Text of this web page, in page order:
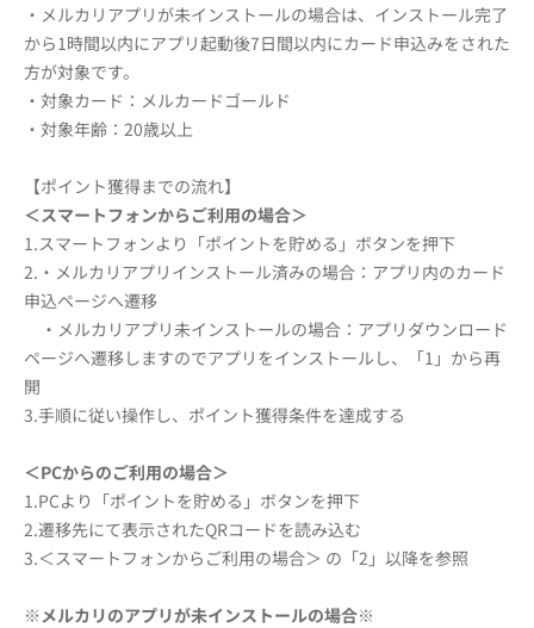
・メルカリアプリが未インストールの場合は、インストール完了
から1時間以内にアプリ起動後7日間以内にカード申込みをされた
方が対象です。
・対象カード：メルカードゴールド
・対象年齢：20歳以上
【ポイント獲得までの流れ】
＜スマートフォンからご利用の場合＞
1.スマートフォンより「ポイントを貯める」ボタンを押下
2.・メルカリアプリインストール済みの場合：アプリ内のカード
申込ページへ遷移
・メルカリアプリ未インストールの場合：アプリダウンロード
ページへ遷移しますのでアプリをインストールし、「1」から再
開
3.手順に従い操作し、ポイント獲得条件を達成する
＜PCからのご利用の場合＞
1.PCより「ポイントを貯める」ボタンを押下
2.遷移先にて表示されたQRコードを読み込む
3.＜スマートフォンからご利用の場合＞ の「2」以降を参照
※メルカリのアプリが未インストールの場合※